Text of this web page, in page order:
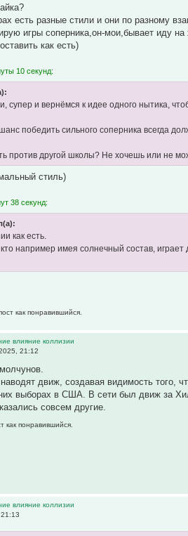
есть разные стили и они по разному
игры соперника,он-мои,бывает иду на
как есть)
10 секунд:
супер и вернёмся к идее одного нытика,
победить сильного соперника всегда
против другой школы? Не хочешь или не
стиль)
38 секунд:
как есть.
например имея солнечный состав, играет
как понравившийся.
влияние коллизии
21:12
наводят движ, создавая видимость того,
выборах в США. В сети был движ за
совсем другие.
как понравившийся.
влияние коллизии